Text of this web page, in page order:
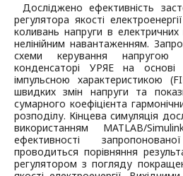
Досліджено ефективність
регулятора якості
коливань напруги в
нелінійним навантаженням.
схеми керування напругою
конденсаторі УРЯЕ на основі
імпульсною характеристикою
швидких змін напруги та
сумарного коефіцієнта
розподілу. Кінцева симуляція
використанням MATLAB/
ефективності
проводиться порівняння
регулятором з погляду